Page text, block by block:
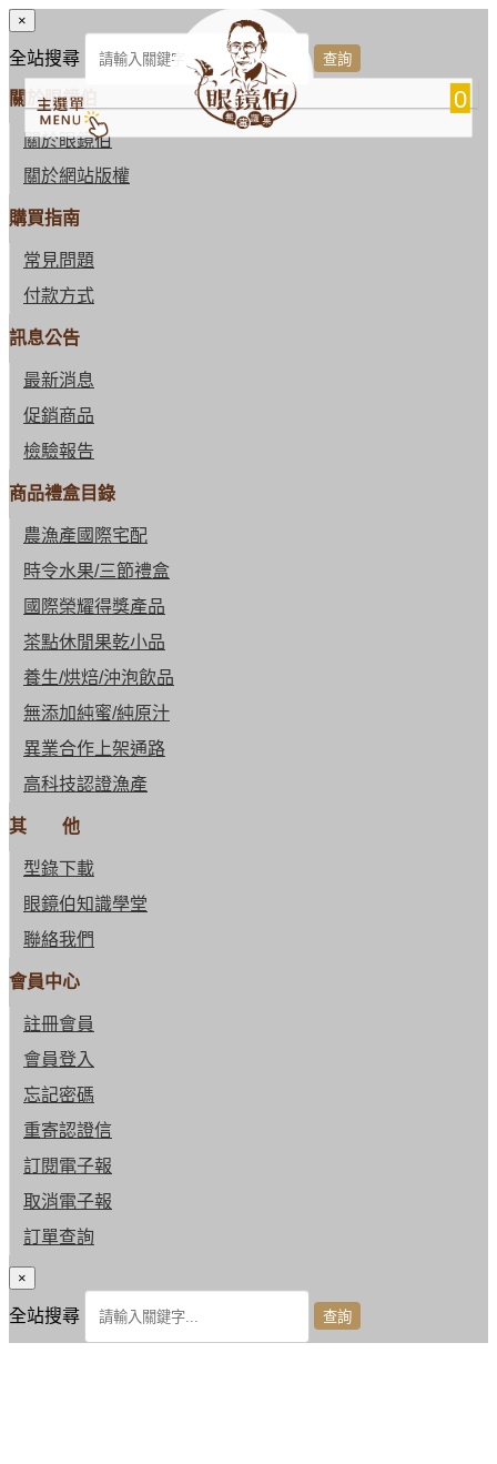
0
×
全站搜尋
關於眼鏡伯
關於眼鏡伯
關於網站版權
購買指南
常見問題
付款方式
訊息公告
最新消息
促銷商品
檢驗報告
商品禮盒目錄
農漁產國際宅配
時令水果/三節禮盒
國際榮耀得獎產品
茶點休閒果乾小品
養生/烘焙/沖泡飲品
無添加純蜜/純原汁
異業合作上架通路
高科技認證漁產
其 他
型錄下載
眼鏡伯知識學堂
聯絡我們
會員中心
註冊會員
會員登入
忘記密碼
重寄認證信
訂閱電子報
取消電子報
訂單查詢
×
全站搜尋